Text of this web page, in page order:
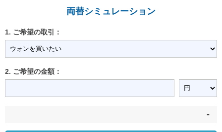
両替シミュレーション
1. ご希望の取引：
2. ご希望の金額：
-